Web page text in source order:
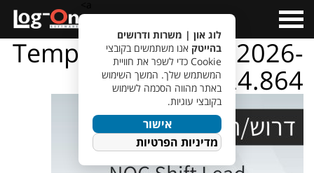
Menu
TempletJobsWeb – 2026-
01-25T133924.864
לוג און | משרות ודרושים
בהייטק אנו משתמשים בקובצי
Cookie כדי לשפר את חוויית
המשתמש שלך. המשך השימוש
באתר מהווה הסכמה לשימוש
בקובצי עוגיות.
אישור
מדיניות הפרטיות